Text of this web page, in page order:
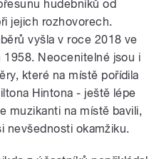
hudebníků od
jejich rozhovorech.
vyšla v roce 2018 ve
Neocenitelné jsou i
které na místě pořídila
Hintona ‒ ještě lépe
muzikanti na místě bavili,
nevšednosti okamžiku.